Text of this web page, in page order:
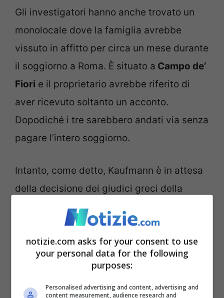
Gli investigatori hanno anche trovato un
monolocale dove la famiglia avrebbe
vissuto in affitto per circa un mese durante
il soggiorno a Roma. È situato a Campo de’
Fiori e il proprietario avrebbe riferito di
aver ricevuto soltanto un acconto.
Dopodiché i tre sarebbero andati via senza
pagare l’intero soggiorno.
Intanto, come detto, Kaufmann è in attesa
della decisione dei giudici greci della
Corte d’Appello, che dovranno esaminare
la richiesta di estradizione.
notizie.com asks for your consent to use
your personal data for the following
purposes:
Personalised advertising and content, advertising and
content measurement, audience research and